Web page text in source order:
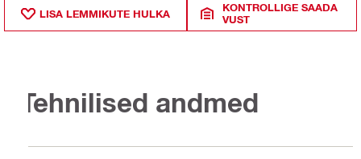
LISA LEMMIKUTE HULKA
KONTROLLIGE SAADA
VUST
Tehnilised andmed